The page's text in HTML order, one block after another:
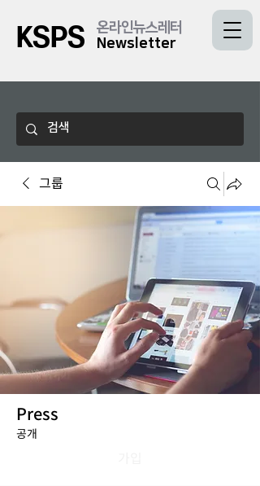
KSPS
온라인뉴스레터
Newsletter
그룹
Press
공개